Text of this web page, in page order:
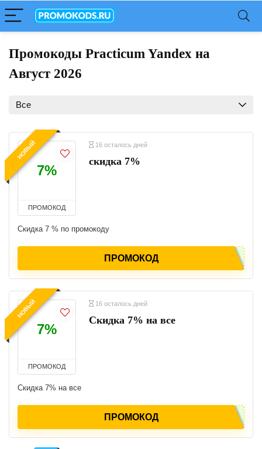
Промокоды Practicum Yandex на
Август 2026
Все
НОВЫЙ
7%
ПРОМОКОД
16 осталось дней
скидка 7%
Скидка 7 % по промокоду
ПРОМОКОД
НОВЫЙ
7%
ПРОМОКОД
16 осталось дней
Скидка 7% на все
Скидка 7% на все
ПРОМОКОД